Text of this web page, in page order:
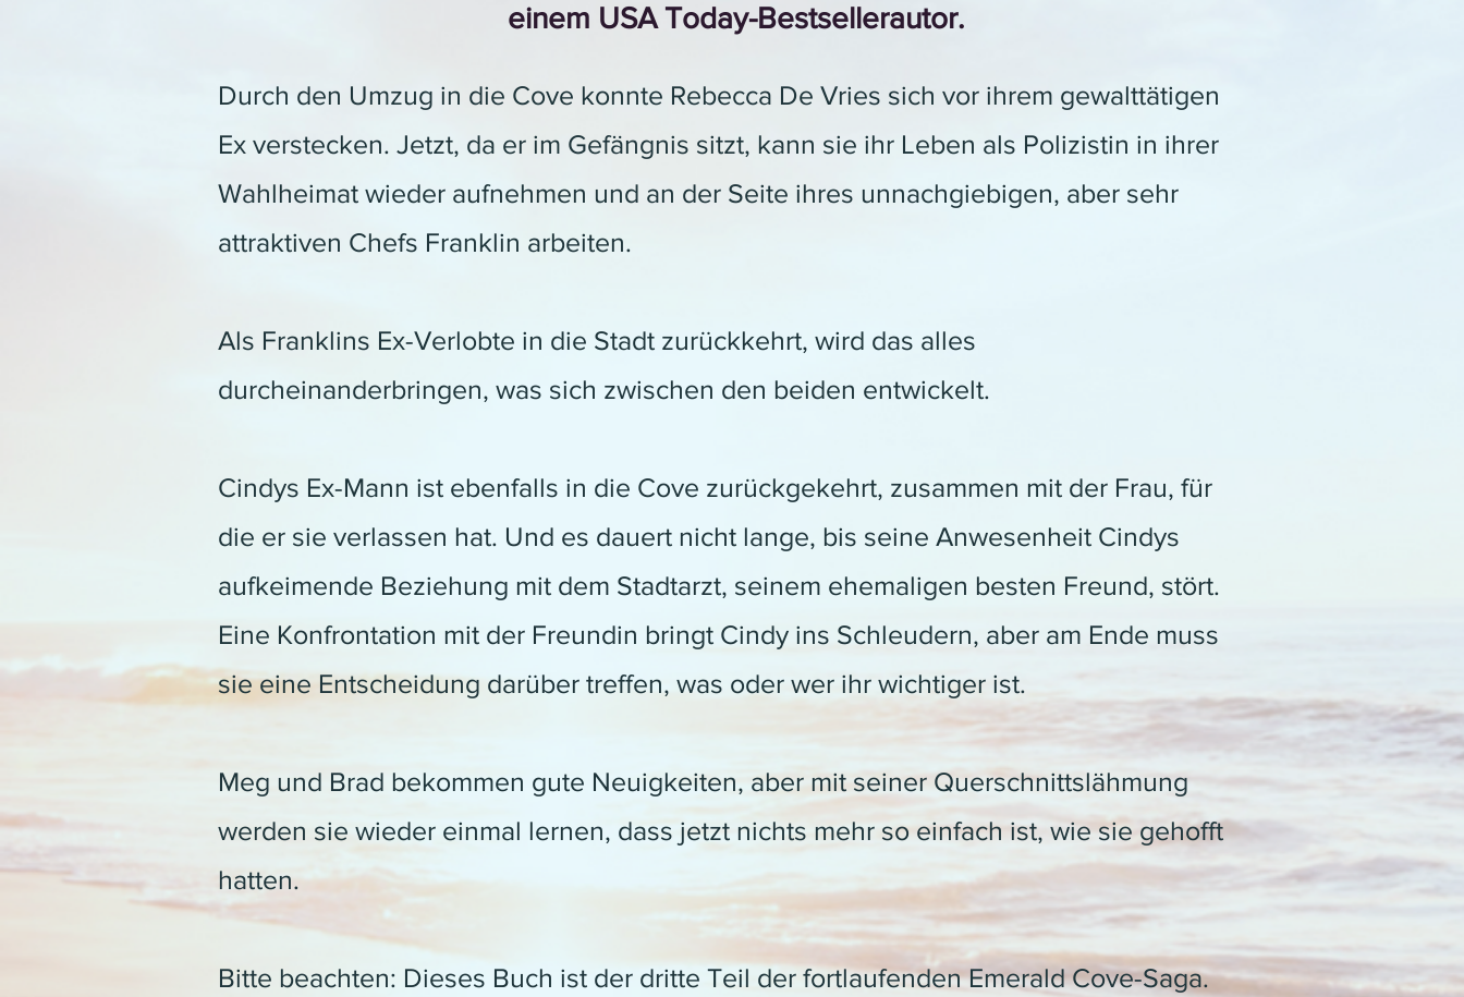
einem USA Today-Bestsellerautor.
Durch den Umzug in die Cove konnte Rebecca De Vries sich vor ihrem gewalttätigen
Ex verstecken. Jetzt, da er im Gefängnis sitzt, kann sie ihr Leben als Polizistin in ihrer
Wahlheimat wieder aufnehmen und an der Seite ihres unnachgiebigen, aber sehr
attraktiven Chefs Franklin arbeiten.
Als Franklins Ex-Verlobte in die Stadt zurückkehrt, wird das alles
durcheinanderbringen, was sich zwischen den beiden entwickelt.
Cindys Ex-Mann ist ebenfalls in die Cove zurückgekehrt, zusammen mit der Frau, für
die er sie verlassen hat. Und es dauert nicht lange, bis seine Anwesenheit Cindys
aufkeimende Beziehung mit dem Stadtarzt, seinem ehemaligen besten Freund, stört.
Eine Konfrontation mit der Freundin bringt Cindy ins Schleudern, aber am Ende muss
sie eine Entscheidung darüber treffen, was oder wer ihr wichtiger ist.
Meg und Brad bekommen gute Neuigkeiten, aber mit seiner Querschnittslähmung
werden sie wieder einmal lernen, dass jetzt nichts mehr so einfach ist, wie sie gehofft
hatten.
Bitte beachten: Dieses Buch ist der dritte Teil der fortlaufenden Emerald Cove-Saga.